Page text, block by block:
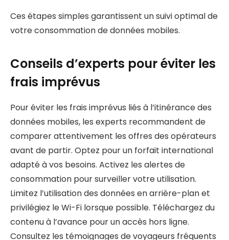
Ces étapes simples garantissent un suivi optimal de
votre consommation de données mobiles.
Conseils d’experts pour éviter les
frais imprévus
Pour éviter les frais imprévus liés à l’itinérance des
données mobiles, les experts recommandent de
comparer attentivement les offres des opérateurs
avant de partir. Optez pour un forfait international
adapté à vos besoins. Activez les alertes de
consommation pour surveiller votre utilisation.
Limitez l’utilisation des données en arrière-plan et
privilégiez le Wi-Fi lorsque possible. Téléchargez du
contenu à l’avance pour un accès hors ligne.
Consultez les témoignages de voyageurs fréquents